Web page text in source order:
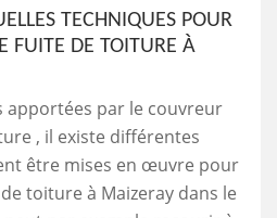
TECHNIQUES POUR
FUITE DE TOITURE À
apportées par le couvreur
, il existe différentes
être mises en œuvre pour
toiture à Maizeray dans le